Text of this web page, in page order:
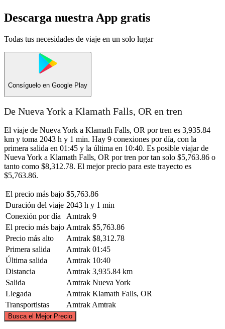
Descarga nuestra App gratis
Todas tus necesidades de viaje en un solo lugar
Consíguelo en Google Play
De Nueva York a Klamath Falls, OR en tren
El viaje de Nueva York a Klamath Falls, OR por tren es 3,935.84
km y toma 2043 h y 1 min. Hay 9 conexiones por día, con la
primera salida en 01:45 y la última en 10:40. Es posible viajar de
Nueva York a Klamath Falls, OR por tren por tan solo $5,763.86 o
tanto como $8,312.78. El mejor precio para este trayecto es
$5,763.86.
El precio más bajo $5,763.86
Duración del viaje 2043 h y 1 min
Conexión por día
Amtrak 9
El precio más bajo Amtrak $5,763.86
Precio más alto
Amtrak $8,312.78
Primera salida
Amtrak 01:45
Última salida
Amtrak 10:40
Distancia
Amtrak 3,935.84 km
Salida
Amtrak Nueva York
Llegada
Amtrak Klamath Falls, OR
Transportistas
Amtrak Amtrak
Busca el Mejor Precio
©